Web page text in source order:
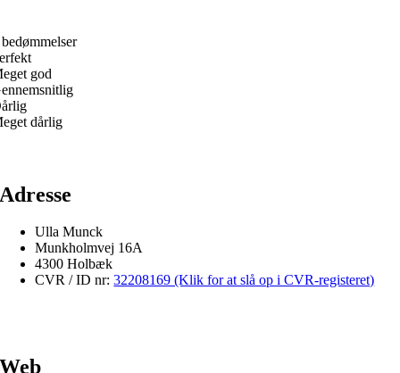
god
dårlig
Adresse
Ulla Munck
Munkholmvej 16A
4300 Holbæk
CVR / ID nr:32208169 (Klik for at slå op i CVR-registeret)
Web